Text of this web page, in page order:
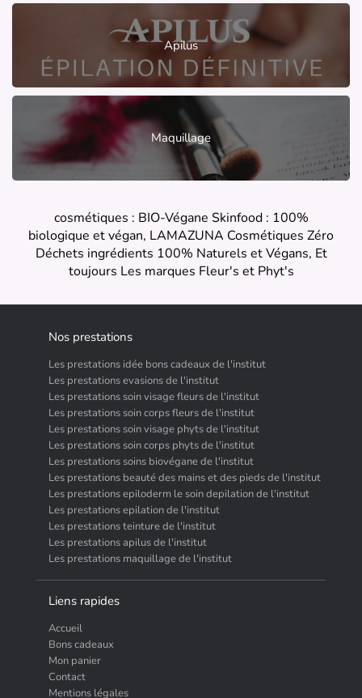
Apilus
Maquillage
cosmétiques : BIO-Végane Skinfood : 100%
biologique et végan, LAMAZUNA Cosmétiques Zéro
Déchets ingrédients 100% Naturels et Végans, Et
toujours Les marques Fleur's et Phyt's
Nos prestations
Les prestations idée bons cadeaux de l'institut
Les prestations evasions de l'institut
Les prestations soin visage fleurs de l'institut
Les prestations soin corps fleurs de l'institut
Les prestations soin visage phyts de l'institut
Les prestations soin corps phyts de l'institut
Les prestations soins biovégane de l'institut
Les prestations beauté des mains et des pieds de l'institut
Les prestations epiloderm le soin depilation de l'institut
Les prestations epilation de l'institut
Les prestations teinture de l'institut
Les prestations apilus de l'institut
Les prestations maquillage de l'institut
Liens rapides
Accueil
Bons cadeaux
Mon panier
Contact
Mentions légales